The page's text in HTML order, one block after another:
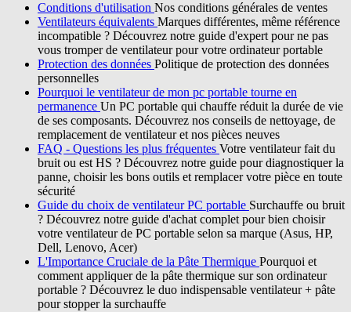
Conditions d'utilisation Nos conditions générales de ventes
Ventilateurs équivalents Marques différentes, même référence
incompatible ? Découvrez notre guide d'expert pour ne pas
vous tromper de ventilateur pour votre ordinateur portable
Protection des données Politique de protection des données
personnelles
Pourquoi le ventilateur de mon pc portable tourne en
permanence Un PC portable qui chauffe réduit la durée de vie
de ses composants. Découvrez nos conseils de nettoyage, de
remplacement de ventilateur et nos pièces neuves
FAQ - Questions les plus fréquentes Votre ventilateur fait du
bruit ou est HS ? Découvrez notre guide pour diagnostiquer la
panne, choisir les bons outils et remplacer votre pièce en toute
sécurité
Guide du choix de ventilateur PC portable Surchauffe ou bruit
? Découvrez notre guide d'achat complet pour bien choisir
votre ventilateur de PC portable selon sa marque (Asus, HP,
Dell, Lenovo, Acer)
L'Importance Cruciale de la Pâte Thermique Pourquoi et
comment appliquer de la pâte thermique sur son ordinateur
portable ? Découvrez le duo indispensable ventilateur + pâte
pour stopper la surchauffe